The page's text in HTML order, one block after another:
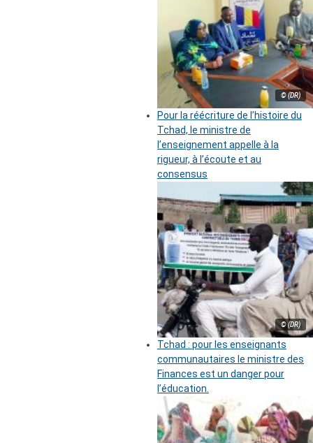
© (DR)
Pour la réécriture de l’histoire du
Tchad, le ministre de
l’enseignement appelle à la
rigueur, à l’écoute et au
consensus
© (DR)
Tchad : pour les enseignants
communautaires le ministre des
Finances est un danger pour
l’éducation.